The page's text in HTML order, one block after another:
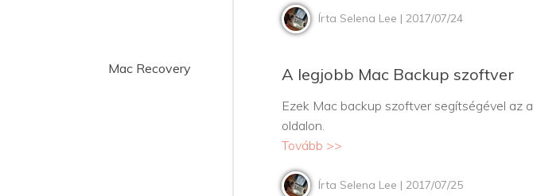
Írta Selena Lee | 2017/07/24
Mac Recovery A legjobb Mac Backup szoftver
Ezek Mac backup szoftver segítségével
oldalon.
Tovább >>
Írta Selena Lee | 2017/07/25